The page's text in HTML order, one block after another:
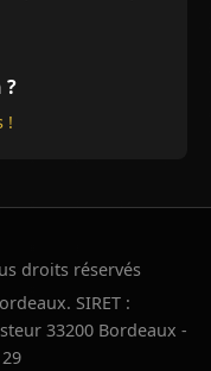
?
!
droits réservés
SIRET :
33200 Bordeaux -